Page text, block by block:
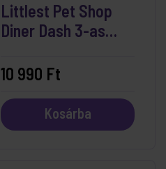
Littlest Pet Shop
Diner Dash 3-as
10 990 Ft
Kosárba